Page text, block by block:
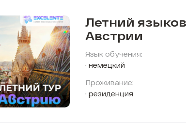
Летний
Австрии
Язык обучения:
немецкий
Проживание:
резиденция